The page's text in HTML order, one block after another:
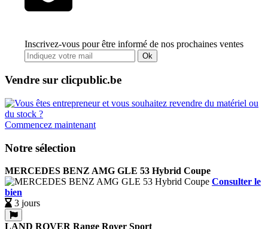
Inscrivez-vous pour être informé de nos prochaines ventes
Ok
Vendre sur clicpublic.be
Commencez maintenant
Notre sélection
MERCEDES BENZ AMG GLE 53 Hybrid Coupe
Consulter le
bien
3 jours
LAND ROVER Range Rover Sport